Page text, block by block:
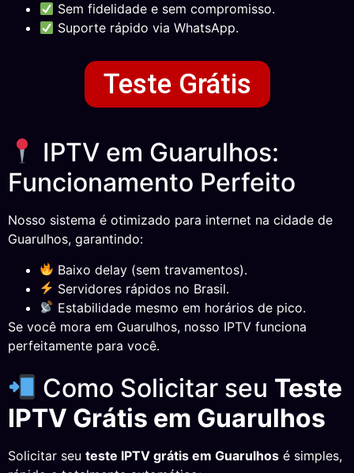
Sem fidelidade e sem compromisso.
Suporte rápido via WhatsApp.
Teste Grátis
IPTV em Guarulhos:
Funcionamento Perfeito
Nosso sistema é otimizado para internet na cidade de
Guarulhos, garantindo:
Baixo delay (sem travamentos).
Servidores rápidos no Brasil.
Estabilidade mesmo em horários de pico.
Se você mora em Guarulhos, nosso IPTV funciona
perfeitamente para você.
Como Solicitar seu Teste
IPTV Grátis em Guarulhos
Solicitar seu teste IPTV grátis em Guarulhos é simples,